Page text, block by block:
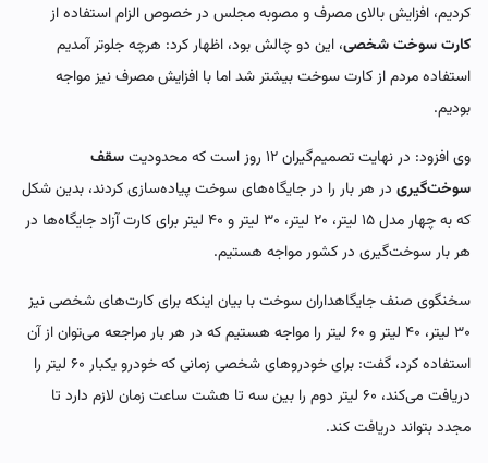
کردیم، افزایش بالای مصرف و مصوبه مجلس در خصوص الزام استفاده از
کارت سوخت شخصی، این دو چالش بود، اظهار کرد: هرچه جلوتر آمدیم
استفاده مردم از کارت سوخت بیشتر شد اما با افزایش مصرف نیز مواجه
بودیم.
وی افزود: در نهایت تصمیم‌گیران ۱۲ روز است که محدودیت
سقف
سوخت‌گیری در هر بار را در جایگاه‌های سوخت پیاده‌سازی کردند، بدین شکل
که به چهار مدل ۱۵ لیتر، ۲۰ لیتر، ۳۰ لیتر و ۴۰ لیتر برای کارت آزاد جایگاه‌ها در
هر بار سوخت‌گیری در کشور مواجه هستیم.
سخنگوی صنف جایگاهداران سوخت با بیان اینکه برای کارت‌های شخصی نیز
۳۰ لیتر، ۴۰ لیتر و ۶۰ لیتر را مواجه هستیم که در هر بار مراجعه می‌توان از آن
استفاده کرد، گفت: برای خودروهای شخصی زمانی که خودرو یکبار ۶۰ لیتر را
دریافت می‌کند، ۶۰ لیتر دوم را بین سه تا هشت ساعت زمان لازم دارد تا
مجدد بتواند دریافت کند.